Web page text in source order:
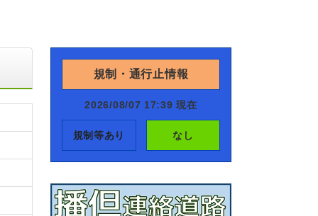
規制・通行止情報
2026/08/07 17:39 現在
規制等あり なし